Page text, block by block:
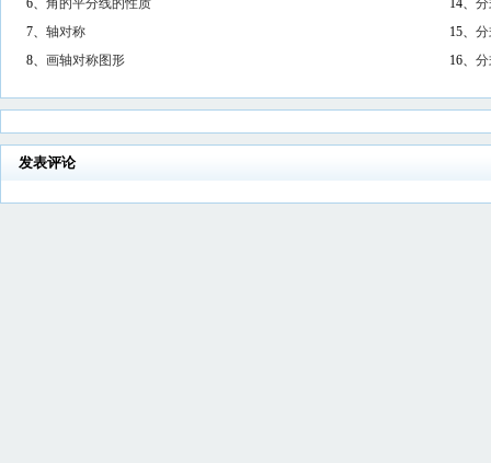
6、 角的平分线的性质 14、
7、 轴对称 15、
8、 画轴对称图形 16、
发表评论